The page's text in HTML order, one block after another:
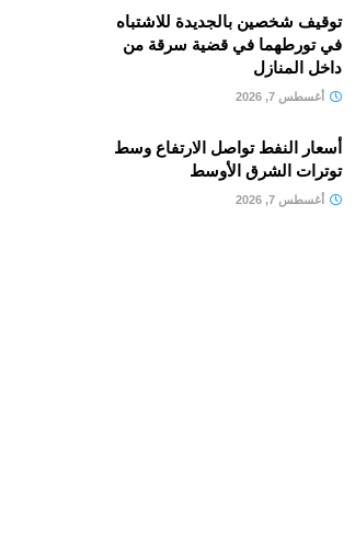
توقيف شخصين بالجديدة للاشتباه
في تورطهما في قضية سرقة من
داخل المنازل
أغسطس 7, 2026
أسعار النفط تواصل الارتفاع وسط
توترات الشرق الأوسط
أغسطس 7, 2026